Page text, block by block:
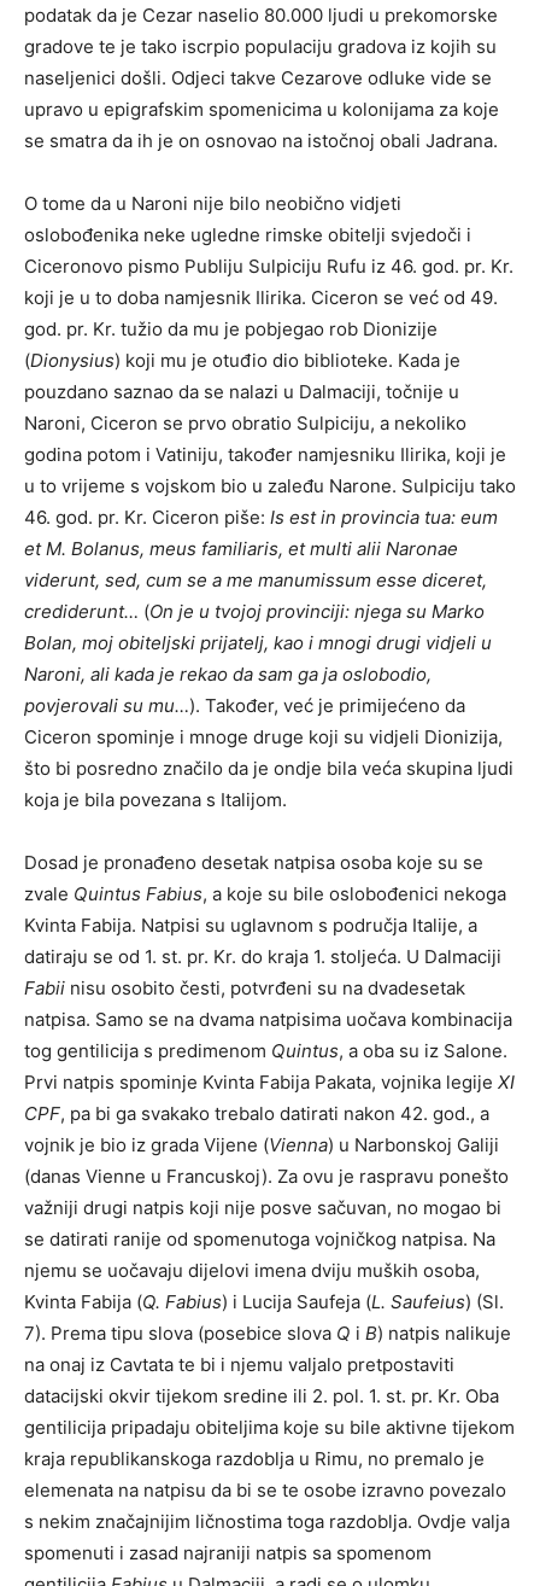
podatak da je Cezar naselio 80.000 ljudi u prekomorske
gradove te je tako iscrpio populaciju gradova iz kojih su
naseljenici došli. Odjeci takve Cezarove odluke vide se
upravo u epigrafskim spomenicima u kolonijama za koje
se smatra da ih je on osnovao na istočnoj obali Jadrana.
O tome da u Naroni nije bilo neobično vidjeti
oslobođenika neke ugledne rimske obitelji svjedoči i
Ciceronovo pismo Publiju Sulpiciju Rufu iz 46. god. pr. Kr.
koji je u to doba namjesnik Ilirika. Ciceron se već od 49.
god. pr. Kr. tužio da mu je pobjegao rob Dionizije
(Dionysius) koji mu je otuđio dio biblioteke. Kada je
pouzdano saznao da se nalazi u Dalmaciji, točnije u
Naroni, Ciceron se prvo obratio Sulpiciju, a nekoliko
godina potom i Vatiniju, također namjesniku Ilirika, koji je
u to vrijeme s vojskom bio u zaleđu Narone. Sulpiciju tako
46. god. pr. Kr. Ciceron piše: Is est in provincia tua: eum
et M. Bolanus, meus familiaris, et multi alii Naronae
viderunt, sed, cum se a me manumissum esse diceret,
crediderunt… (On je u tvojoj provinciji: njega su Marko
Bolan, moj obiteljski prijatelj, kao i mnogi drugi vidjeli u
Naroni, ali kada je rekao da sam ga ja oslobodio,
povjerovali su mu…). Također, već je primijećeno da
Ciceron spominje i mnoge druge koji su vidjeli Dionizija,
što bi posredno značilo da je ondje bila veća skupina ljudi
koja je bila povezana s Italijom.
Dosad je pronađeno desetak natpisa osoba koje su se
zvale Quintus Fabius, a koje su bile oslobođenici nekoga
Kvinta Fabija. Natpisi su uglavnom s područja Italije, a
datiraju se od 1. st. pr. Kr. do kraja 1. stoljeća. U Dalmaciji
Fabii nisu osobito česti, potvrđeni su na dvadesetak
natpisa. Samo se na dvama natpisima uočava kombinacija
tog gentilicija s predimenom Quintus, a oba su iz Salone.
Prvi natpis spominje Kvinta Fabija Pakata, vojnika legije XI
CPF, pa bi ga svakako trebalo datirati nakon 42. god., a
vojnik je bio iz grada Vijene (Vienna) u Narbonskoj Galiji
(danas Vienne u Francuskoj). Za ovu je raspravu ponešto
važniji drugi natpis koji nije posve sačuvan, no mogao bi
se datirati ranije od spomenutoga vojničkog natpisa. Na
njemu se uočavaju dijelovi imena dviju muških osoba,
Kvinta Fabija (Q. Fabius) i Lucija Saufeja (L. Saufeius) (Sl.
7). Prema tipu slova (posebice slova Q i B) natpis nalikuje
na onaj iz Cavtata te bi i njemu valjalo pretpostaviti
datacijski okvir tijekom sredine ili 2. pol. 1. st. pr. Kr. Oba
gentilicija pripadaju obiteljima koje su bile aktivne tijekom
kraja republikanskoga razdoblja u Rimu, no premalo je
elemenata na natpisu da bi se te osobe izravno povezalo
s nekim značajnijim ličnostima toga razdoblja. Ovdje valja
spomenuti i zasad najraniji natpis sa spomenom